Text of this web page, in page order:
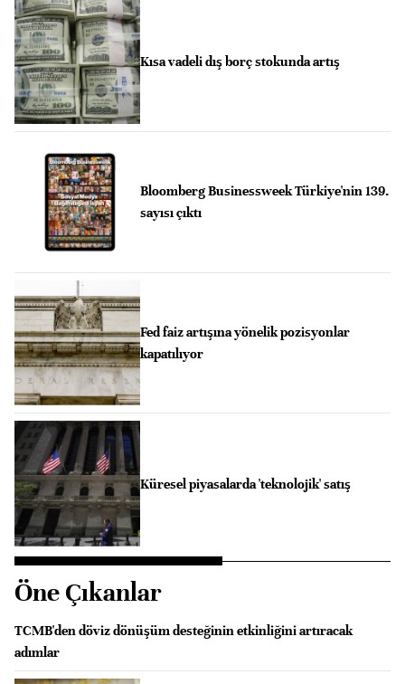
Kısa vadeli dış borç stokunda artış
Bloomberg Businessweek Türkiye'nin 139.
sayısı çıktı
Fed faiz artışına yönelik pozisyonlar
kapatılıyor
Küresel piyasalarda 'teknolojik' satış
Öne Çıkanlar
TCMB'den döviz dönüşüm desteğinin etkinliğini artıracak
adımlar